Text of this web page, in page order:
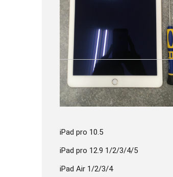
iPad pro 10.5
iPad pro 12.9 1/2/3/4/5
iPad Air 1/2/3/4